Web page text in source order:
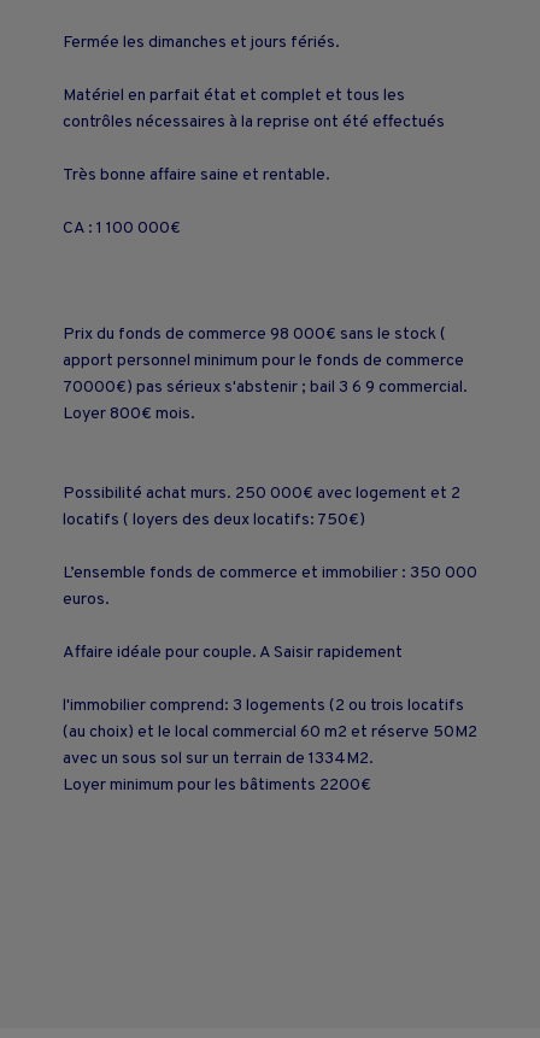
Fermée les dimanches et jours fériés.
Matériel en parfait état et complet et tous les
contrôles nécessaires à la reprise ont été effectués
Très bonne affaire saine et rentable.
CA : 1 100 000€
Prix du fonds de commerce 98 000€ sans le stock (
apport personnel minimum pour le fonds de commerce
70000€) pas sérieux s'abstenir ; bail 3 6 9 commercial.
Loyer 800€ mois.
Possibilité achat murs. 250 000€ avec logement et 2
locatifs ( loyers des deux locatifs: 750€)
L’ensemble fonds de commerce et immobilier : 350 000
euros.
Affaire idéale pour couple. A Saisir rapidement
l'immobilier comprend: 3 logements (2 ou trois locatifs
(au choix) et le local commercial 60 m2 et réserve 50M2
avec un sous sol sur un terrain de 1334M2.
Loyer minimum pour les bâtiments 2200€